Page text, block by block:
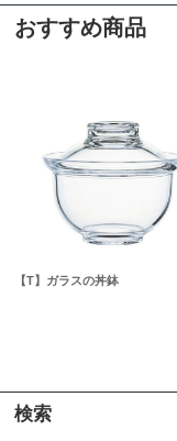
おすすめ商品
【T】ガラスの丼鉢
検索